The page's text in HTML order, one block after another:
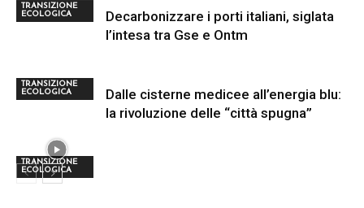
TRANSIZIONE
ECOLOGICA
TRANSIZIONE
ECOLOGICA
Decarbonizzare i porti italiani, siglata
l’intesa tra Gse e Ontm
TRANSIZIONE
ECOLOGICA
Dalle cisterne medicee all’energia blu:
la rivoluzione delle “città spugna”